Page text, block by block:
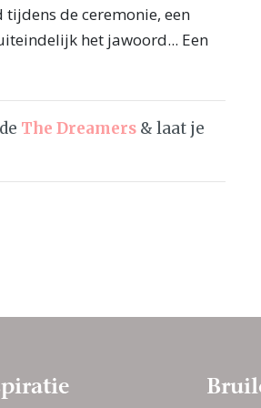
de ceremonie, een
het jawoord... Een
The Dreamers & laat je